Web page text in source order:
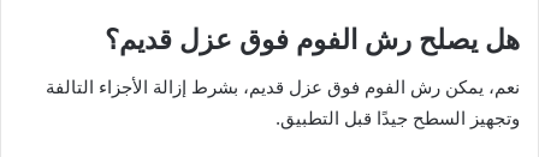
هل يصلح رش الفوم فوق عزل قديم؟
نعم، يمكن رش الفوم فوق عزل قديم، بشرط إزالة الأجزاء التالفة
وتجهيز السطح جيدًا قبل التطبيق.